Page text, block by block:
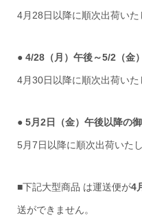
4月28日以降に順次出荷いた
● 4/28（月）午後～5/2（金
4月30日以降に順次出荷い
● 5月2日（金）午後以降の
5月7日以降に順次出荷いたし
■下記大型商品 は運送便が4
送ができません。